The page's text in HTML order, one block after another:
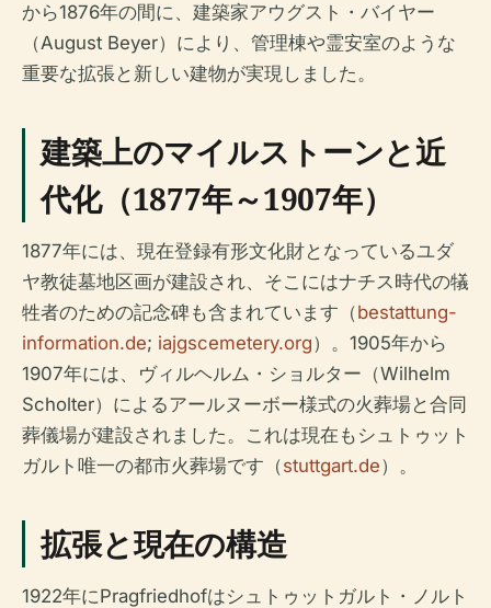
から1876年の間に、建築家アウグスト・バイヤー
（August Beyer）により、管理棟や霊安室のような
重要な拡張と新しい建物が実現しました。
建築上のマイルストーンと近
代化（1877年～1907年）
1877年には、現在登録有形文化財となっているユダ
ヤ教徒墓地区画が建設され、そこにはナチス時代の犠
牲者のための記念碑も含まれています（bestattung-
information.de; iajgscemetery.org）。1905年から
1907年には、ヴィルヘルム・ショルター（Wilhelm
Scholter）によるアールヌーボー様式の火葬場と合同
葬儀場が建設されました。これは現在もシュトゥット
ガルト唯一の都市火葬場です（stuttgart.de）。
拡張と現在の構造
1922年にPragfriedhofはシュトゥットガルト・ノルト